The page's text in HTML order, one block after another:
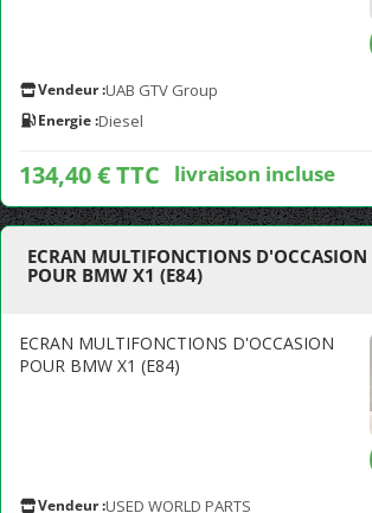
Vendeur :UAB GTV Group
Energie :Diesel
134,40 € TTC livraison incluse
ECRAN MULTIFONCTIONS D'OCCASION
POUR BMW X1 (E84)
ECRAN MULTIFONCTIONS D'OCCASION
POUR BMW X1 (E84)
Vendeur :USED WORLD PARTS